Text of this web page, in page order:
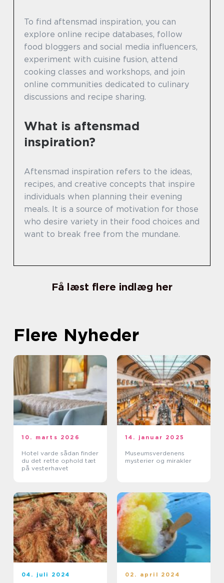
To find aftensmad inspiration, you can
explore online recipe databases, follow
food bloggers and social media influencers,
experiment with cuisine fusion, attend
cooking classes and workshops, and join
online communities dedicated to culinary
discussions and recipe sharing.
What is aftensmad
inspiration?
Aftensmad inspiration refers to the ideas,
recipes, and creative concepts that inspire
individuals when planning their evening
meals. It is a source of motivation for those
who desire variety in their food choices and
want to break free from the mundane.
Få læst flere indlæg her
Flere Nyheder
10. marts 2026
Hotel varde sådan finder
du det rette ophold tæt
på vesterhavet
14. januar 2025
Museumsverdenens
mysterier og mirakler
04. juli 2024 02. april 2024